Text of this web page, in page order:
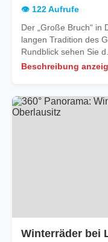
👁️ 122 Aufrufe
Der „Große Bruch“ in
langen Tradition des
Rundblick sehen Sie d...
Beschreibung
Winterräder bei